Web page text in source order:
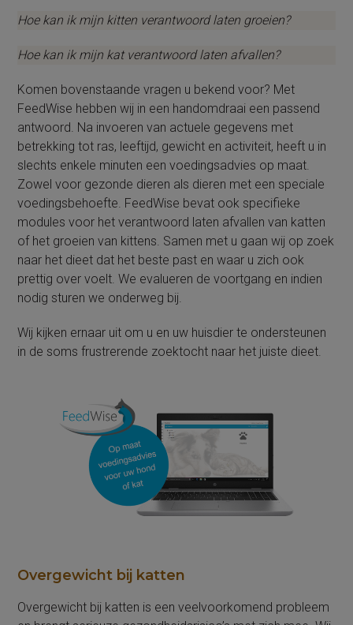
Hoe kan ik mijn kitten verantwoord laten groeien?
Hoe kan ik mijn kat verantwoord laten afvallen?
Komen bovenstaande vragen u bekend voor? Met
FeedWise hebben wij in een handomdraai een passend
antwoord. Na invoeren van actuele gegevens met
betrekking tot ras, leeftijd, gewicht en activiteit, heeft u in
slechts enkele minuten een voedingsadvies op maat.
Zowel voor gezonde dieren als dieren met een speciale
voedingsbehoefte. FeedWise bevat ook specifieke
modules voor het verantwoord laten afvallen van katten
of het groeien van kittens. Samen met u gaan wij op zoek
naar het dieet dat het beste past en waar u zich ook
prettig over voelt. We evalueren de voortgang en indien
nodig sturen we onderweg bij.
Wij kijken ernaar uit om u en uw huisdier te ondersteunen
in de soms frustrerende zoektocht naar het juiste dieet.
Overgewicht bij katten
Overgewicht bij katten is een veelvoorkomend probleem